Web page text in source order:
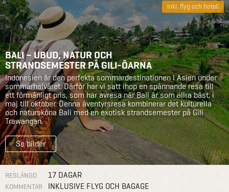
Inkl. flyg och hotell
BALI – UBUD, NATUR OCH
STRANDSEMESTER PÅ GILI-ÖARNA
Indonesien är den perfekta sommardestinationen i Asien under
sommarhalvåret. Därför har vi satt ihop en spännande resa till
ett förmånligt pris, som har avresa när Bali är som allra bäst, i
maj till oktober. Denna äventyrsresa kombinerar det kulturella
och natursköna Bali med en exotisk strandsemester på Gili
Trawangan.
Se bilder
RESLÄNGD 17 DAGAR
KOMMENTAR INKLUSIVE FLYG OCH BAGAGE